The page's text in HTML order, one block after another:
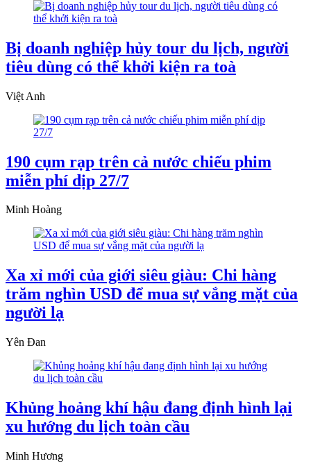
Bị doanh nghiệp hủy tour du lịch, người
tiêu dùng có thể khởi kiện ra toà
Việt Anh
190 cụm rạp trên cả nước chiếu phim
miễn phí dịp 27/7
Minh Hoàng
Xa xỉ mới của giới siêu giàu: Chi hàng
trăm nghìn USD để mua sự vắng mặt của
người lạ
Yên Đan
Khủng hoảng khí hậu đang định hình lại
xu hướng du lịch toàn cầu
Minh Hương